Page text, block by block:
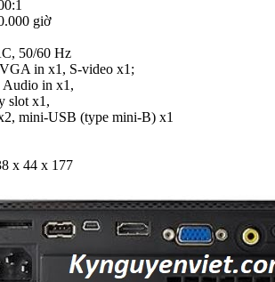
giờ
50/60 Hz
in x1, S-video x1;
Audio in x1,
slot x1,
mini-USB (type mini-B) x1
x 44 x 177